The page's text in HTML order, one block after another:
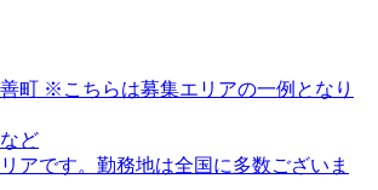
町 ※こちらは募集エリアの一例となり
ど
アです。勤務地は全国に多数ございま